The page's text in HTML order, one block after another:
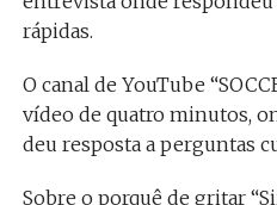
rápidas.
O canal de YouTube
vídeo de quatro minutos,
deu resposta a perguntas
Sobre o porquê de gritar